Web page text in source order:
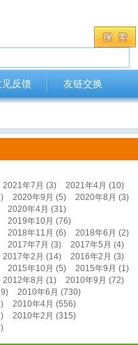
见反馈 友链交换
2021年7月 (3)
2021年4月 (10)
2020年9月 (5)
2020年8月 (3)
2020年4月 (31)
2019年10月 (76)
2018年11月 (6)
2018年6月 (2)
2017年7月 (3)
2017年5月 (4)
2017年2月 (14)
2016年2月 (3)
2015年10月 (5)
2015年9月 (1)
2012年8月 (1)
2010年9月 (72)
2010年6月 (730)
2010年4月 (556)
2010年2月 (315)